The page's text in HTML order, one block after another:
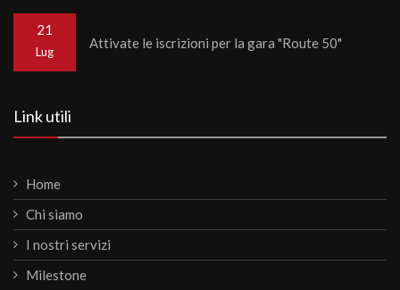
21
Lug
Attivate le iscrizioni per la gara "Route 50"
Link utili
Home
Chi siamo
I nostri servizi
Milestone